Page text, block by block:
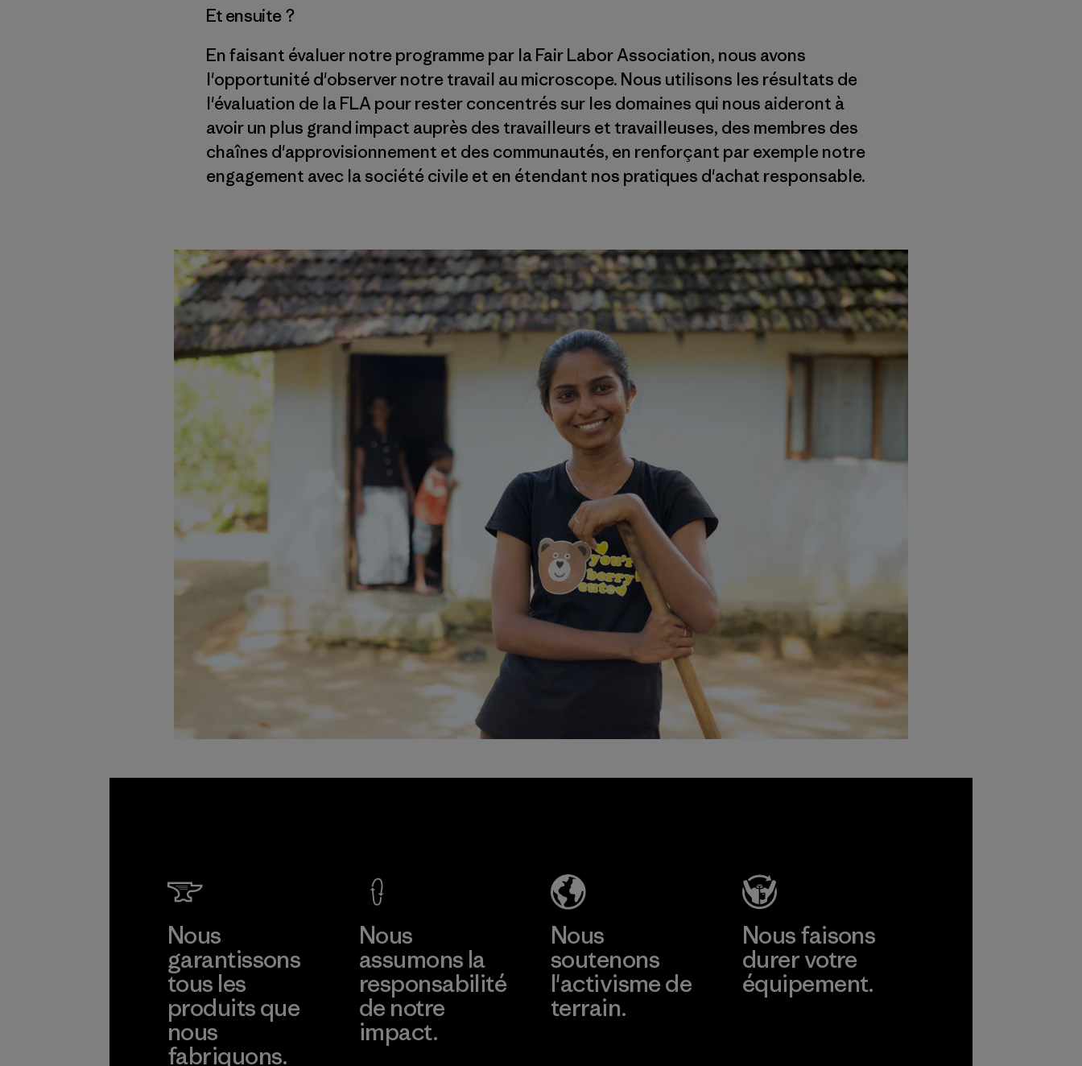
Et ensuite ?
En faisant évaluer notre programme par la Fair Labor Association, nous avons
l'opportunité d'observer notre travail au microscope. Nous utilisons les résultats de
l'évaluation de la FLA pour rester concentrés sur les domaines qui nous aideront à
avoir un plus grand impact auprès des travailleurs et travailleuses, des membres des
chaînes d'approvisionnement et des communautés, en renforçant par exemple notre
engagement avec la société civile et en étendant nos pratiques d'achat responsable.
Nous
garantissons
tous les
produits que
nous
fabriquons.
Nous
assumons la
responsabilité
de notre
impact.
Nous
soutenons
l'activisme de
terrain.
Nous faisons
durer votre
équipement.